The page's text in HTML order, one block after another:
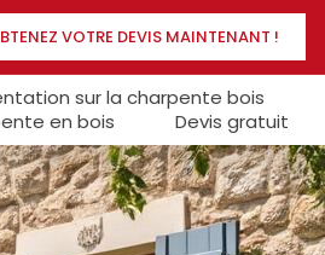
VOTRE DEVIS MAINTENANT !
sur la charpente bois
en bois
Devis gratuit